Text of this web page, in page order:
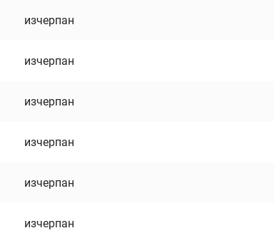
изчерпан
изчерпан
изчерпан
изчерпан
изчерпан
изчерпан